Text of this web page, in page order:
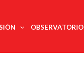
OBSERVATORIO